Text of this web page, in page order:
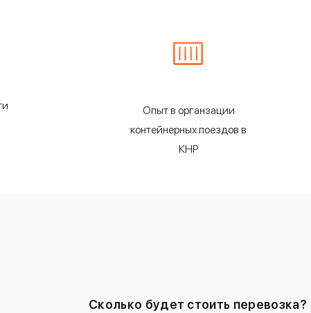
Опыт в органзации
контейнерных поездов в
КНР
Сколько будет стоить перевозка?